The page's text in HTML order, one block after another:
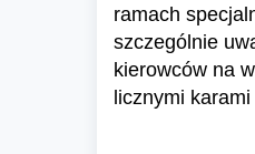
ramach
szczególnie
kierowców na
licznymi